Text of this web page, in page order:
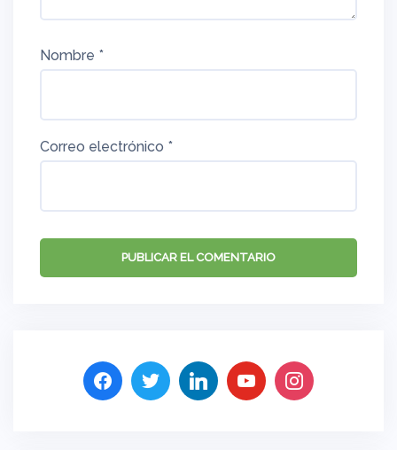
Nombre *
Correo electrónico *